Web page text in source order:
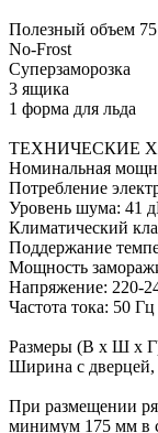
Полезный объем
No-Frost
Суперзаморозка
3 ящика
1 форма для льда
ТЕХНИЧЕСКИЕ
Номинальная
Потребление
Уровень шума: 41
Климатический
Поддержание
Мощность
Напряжение: 220-
Частота тока: 50 Гц
Размеры (В х Ш х
Ширина с дверцей,
При размещении
минимум 175 мм в